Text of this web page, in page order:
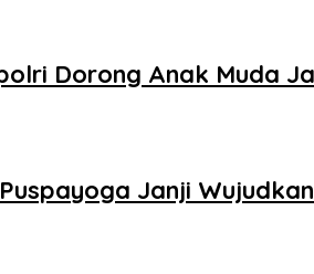
Dorong Anak Muda
Janji